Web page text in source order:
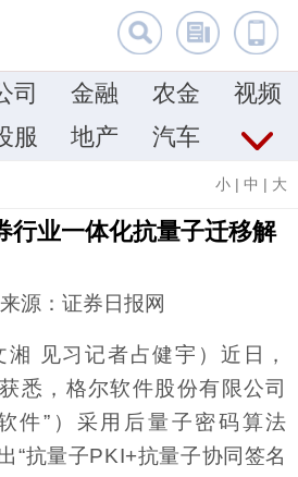
司 金融 农金
视频
服 地产 汽车
小 | 中 | 大
行业一体化抗量子迁移解
源：证券日报网
见习记者占健宇）近日，
悉，格尔软件股份有限公司
件”）采用后量子密码算法
“抗量子PKI+抗量子协同签名